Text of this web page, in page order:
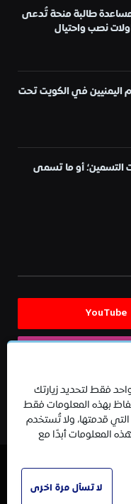
طالبة منحة تُدعى
نصب واحتيال
اليمنيين في الكويت تحت
التسمين؛ أو ما تسمى
YouTube
فقط لتحديد زيارتك
بهذه المعلومات فقط
قدمتها، ولا تُستخدم
المعلومات أبدًا مع
لا تسأل مرة اخرى